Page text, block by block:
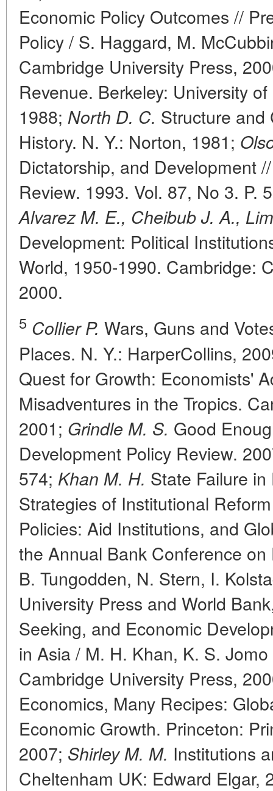
Economic Policy Outcomes //
Policy / S. Haggard, M.
Cambridge University Press,
Revenue. Berkeley: University
1988; North D. C. Structure and
History. N. Y.: Norton, 1981;
Dictatorship, and Development
Review. 1993. Vol. 87, No 3. P.
Alvarez M. E., Cheibub J. A.,
Development: Political
World, 1950-1990. Cambridge:
2000.
5 Collier P. Wars, Guns and
Places. N. Y.: HarperCollins,
Quest for Growth: Economists'
Misadventures in the Tropics.
2001; Grindle M. S. Good
Development Policy Review.
574; Khan M. H. State Failure
Strategies of Institutional
Policies: Aid Institutions, and
the Annual Bank Conference
B. Tungodden, N. Stern, I.
University Press and World
Seeking, and Economic
in Asia / M. H. Khan, K. S.
Cambridge University Press,
Economics, Many Recipes:
Economic Growth. Princeton:
2007; Shirley M. M. Institutions
Cheltenham UK: Edward Elgar,